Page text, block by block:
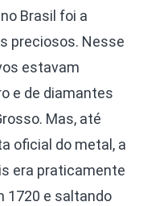
Brasil foi a
preciosos. Nesse
estavam
e de diamantes
Mas, até
oficial do metal, a
era praticamente
1720 e saltando